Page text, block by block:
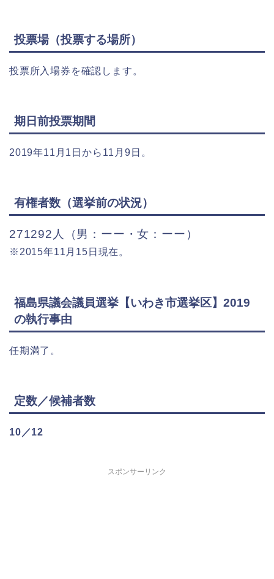
投票場（投票する場所）
投票所入場券を確認します。
期日前投票期間
2019年11月1日から11月9日。
有権者数（選挙前の状況）
271292人（男：ーー・女：ーー）
※2015年11月15日現在。
福島県議会議員選挙【いわき市選挙区】2019
の執行事由
任期満了。
定数／候補者数
10／12
スポンサーリンク